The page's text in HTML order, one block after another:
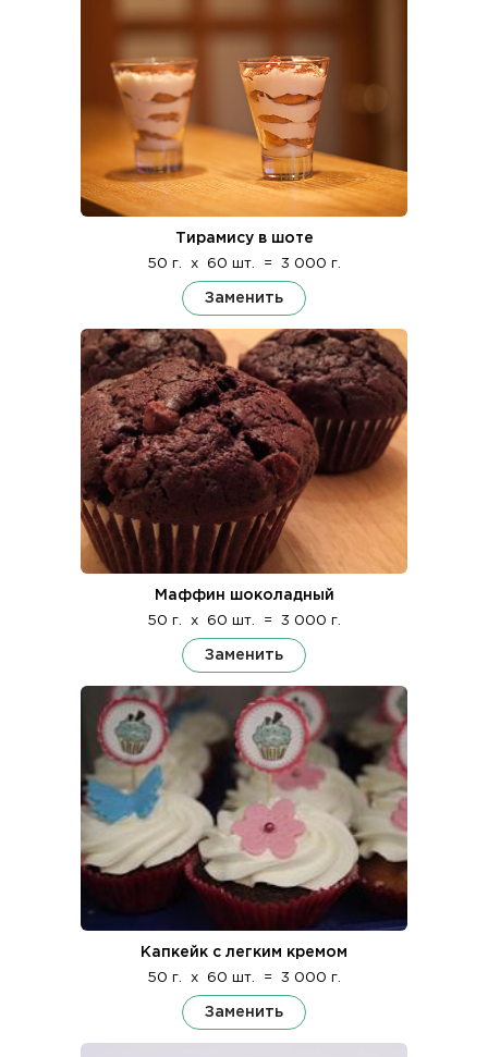
Тирамису в шоте
50 г. x 60 шт. = 3 000 г.
Заменить
Маффин шоколадный
50 г. x 60 шт. = 3 000 г.
Заменить
Капкейк с легким кремом
50 г. x 60 шт. = 3 000 г.
Заменить